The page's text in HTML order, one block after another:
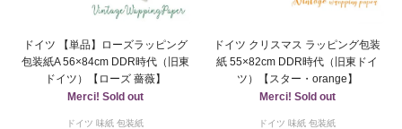
ドイツ 【単品】ローズラッピング
包装紙A 56×84cm DDR時代（旧東
ドイツ）【ローズ 薔薇】
Merci! Sold out
ドイツ 味紙 包装紙
ドイツ クリスマス ラッピング包装
紙 55×82cm DDR時代（旧東ドイ
ツ）【スター・orange】
Merci! Sold out
ドイツ 味紙 包装紙